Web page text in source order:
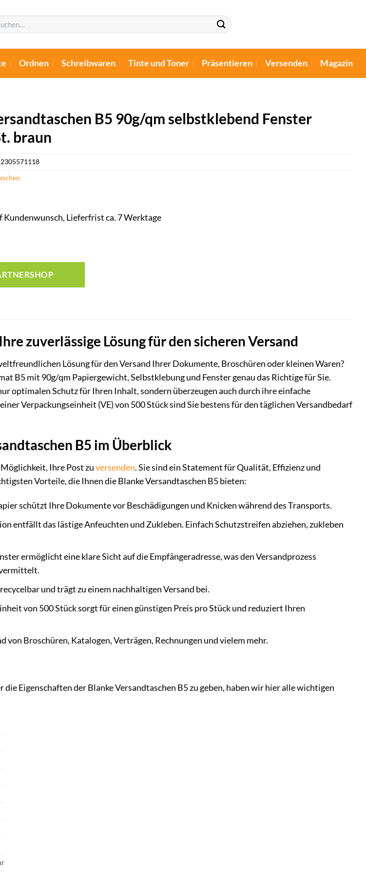
Ordnen Schreibwaren Tinte und Toner Präsentieren Versenden Magazin
B5 90g/qm selbstklebend Fenster
braun
Kundenwunsch, Lieferfrist ca. 7 Werktage
zuverlässige Lösung für den sicheren Versand
Lösung für den Versand Ihrer Dokumente, Broschüren oder kleinen Waren?
B5 mit 90g/qm Papiergewicht, Selbstklebung und Fenster genau das Richtige für Sie.
optimalen Schutz für Ihren Inhalt, sondern überzeugen auch durch ihre einfache
Verpackungseinheit (VE) von 500 Stück sind Sie bestens für den täglichen Versandbedarf
B5 im Überblick
Ihre Post zuversenden. Sie sind ein Statement für Qualität, Effizienz und
Vorteile, die Ihnen die Blanke Versandtaschen B5 bieten:
schützt Ihre Dokumente vor Beschädigungen und Knicken während des Transports.
entfällt das lästige Anfeuchten und Zukleben. Einfach Schutzstreifen abziehen, zukleben
ermöglicht eine klare Sicht auf die Empfängeradresse, was den Versandprozess
und trägt zu einem nachhaltigen Versand bei.
von 500 Stück sorgt für einen günstigen Preis pro Stück und reduziert Ihren
von Broschüren, Katalogen, Verträgen, Rechnungen und vielem mehr.
Eigenschaften der Blanke Versandtaschen B5 zu geben, haben wir hier alle wichtigen